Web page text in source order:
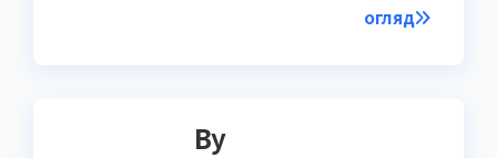
огляд
By